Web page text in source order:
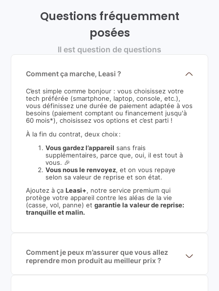
Questions fréquemment
posées
Il est question de questions
Comment ça marche, Leasi ?
C’est simple comme bonjour : vous choisissez votre
tech préférée (smartphone, laptop, console, etc.),
vous définissez une durée de paiement adaptée à vos
besoins (paiement comptant ou financement jusqu'à
60 mois*), choisissez vos options et c’est parti !
À la fin du contrat, deux choix :
Vous gardez l’appareil sans frais
supplémentaires, parce que, oui, il est tout à
vous. 🎉
Vous nous le renvoyez, et on vous repaye
selon sa valeur de reprise et son état.
Ajoutez à ça Leasi+, notre service premium qui
protège votre appareil contre les aléas de la vie
(casse, vol, panne) etgarantie la valeur de reprise:
tranquille et malin.
Comment je peux m’assurer que vous allez
reprendre mon produit au meilleur prix ?